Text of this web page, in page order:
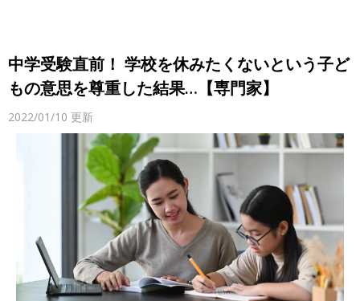
中学受験直前！ 学校を休みたくないという子ど
もの意思を尊重した結果…【専門家】
2022/01/10 更新